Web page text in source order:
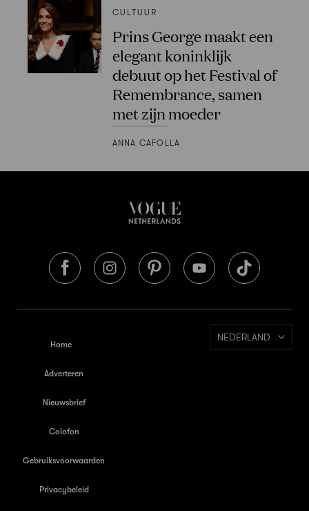
CULTUUR
Prins George maakt een
elegant koninklijk
debuut op het Festival of
Remembrance, samen
met zijn moeder
ANNA CAFOLLA
Home
Adverteren
Nieuwsbrief
Colofon
Gebruiksvoorwaarden
Privacybeleid
NEDERLAND